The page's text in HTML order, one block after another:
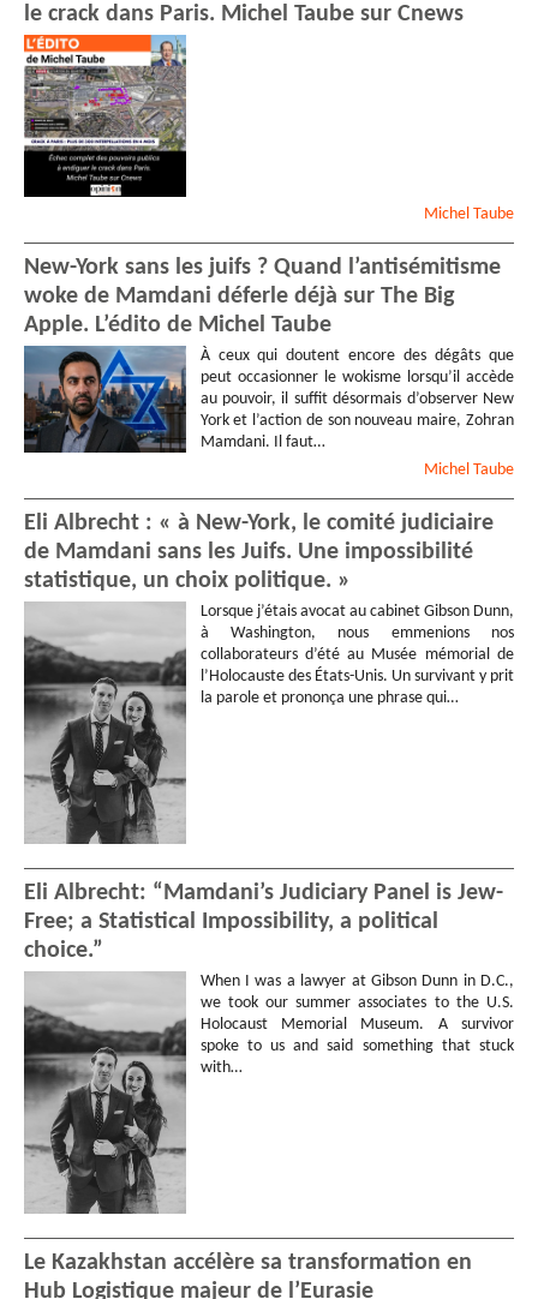
le crack dans Paris. Michel Taube sur Cnews
Michel Taube
New-York sans les juifs ? Quand l’antisémitisme
woke de Mamdani déferle déjà sur The Big
Apple. L’édito de Michel Taube
À ceux qui doutent encore des dégâts que
peut occasionner le wokisme lorsqu’il accède
au pouvoir, il suffit désormais d’observer New
York et l’action de son nouveau maire, Zohran
Mamdani. Il faut…
Michel Taube
Eli Albrecht : « à New-York, le comité judiciaire
de Mamdani sans les Juifs. Une impossibilité
statistique, un choix politique. »
Lorsque j’étais avocat au cabinet Gibson Dunn,
à Washington, nous emmenions nos
collaborateurs d’été au Musée mémorial de
l’Holocauste des États-Unis. Un survivant y prit
la parole et prononça une phrase qui…
Eli Albrecht: “Mamdani’s Judiciary Panel is Jew-
Free; a Statistical Impossibility, a political
choice.”
When I was a lawyer at Gibson Dunn in D.C.,
we took our summer associates to the U.S.
Holocaust Memorial Museum. A survivor
spoke to us and said something that stuck
with…
Le Kazakhstan accélère sa transformation en
Hub Logistique majeur de l’Eurasie